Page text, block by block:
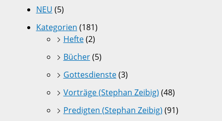
NEU (5)
Kategorien (181)
Hefte(2)
Bücher(5)
Gottesdienste(3)
Vorträge (Stephan Zeibig) (48)
Predigten (Stephan Zeibig) (91)